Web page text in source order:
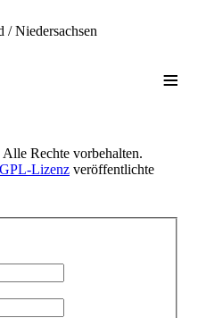
/ Niedersachsen
≡
Rechte vorbehalten.
Lizenz veröffentlichte